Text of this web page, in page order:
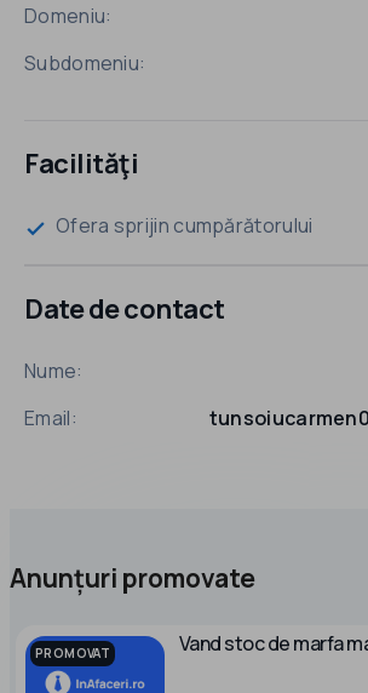
Domeniu:
Subdomeniu:
Facilităţi
check Ofera sprijin cumpărătorului
Date de contact
Nume:
Email:
Anunțuri promovate
PROMOVAT Vand stoc de marfa